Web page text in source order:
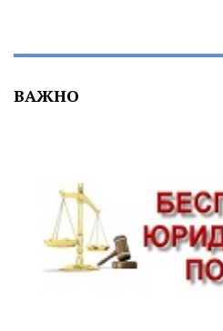
ВАЖНО